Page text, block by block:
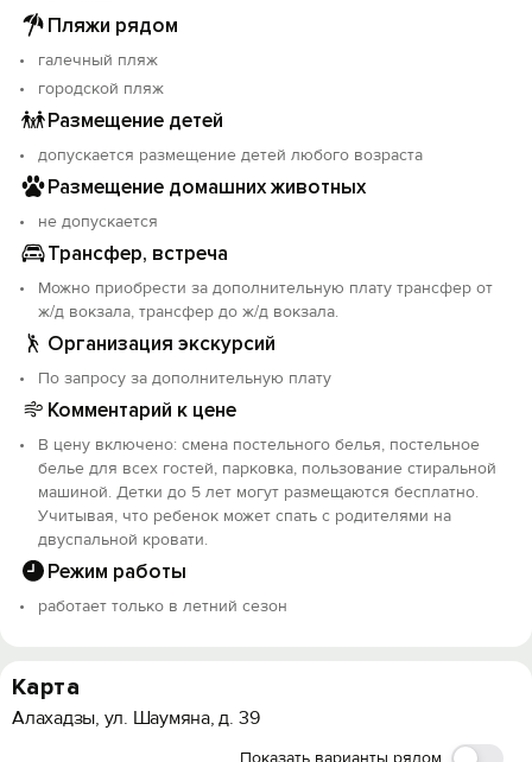
Запрещено проживание для шумных компаний и для
проведения мероприятий (банкетов, свадеб).
Пляжи рядом
галечный пляж
городской пляж
Размещение детей
допускается размещение детей любого возраста
Размещение домашних животных
не допускается
Трансфер, встреча
Можно приобрести за дополнительную плату трансфер от
ж/д вокзала, трансфер до ж/д вокзала.
Организация экскурсий
По запросу за дополнительную плату
Комментарий к цене
В цену включено: смена постельного белья, постельное
белье для всех гостей, парковка, пользование стиральной
машиной. Детки до 5 лет могут размещаются бесплатно.
Учитывая, что ребенок может спать с родителями на
двуспальной кровати.
Режим работы
работает только в летний сезон
Карта
Алахадзы, ул. Шаумяна, д. 39
Показать варианты рядом